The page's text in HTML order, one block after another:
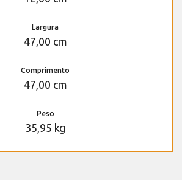
Largura
47,00 cm
Comprimento
47,00 cm
Peso
35,95 kg